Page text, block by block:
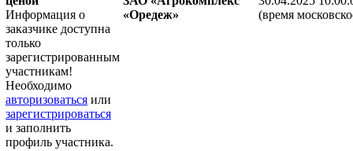
Информация о
заказчике доступна
только
зарегистрированным
участникам!
Необходимо
авторизоваться или
зарегистрироваться
и заполнить
профиль участника.
«Оредеж»
(время